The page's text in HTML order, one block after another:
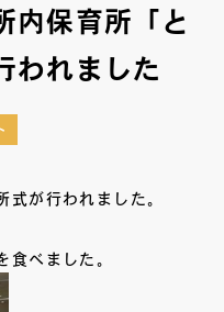
内保育所「と
われました
式が行われました。
食べました。